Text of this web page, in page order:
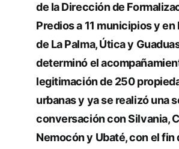
de la Dirección de
Predios a 11 municipios y en
de La Palma, Útica y
determinó el
legitimación de 250
urbanas y ya se realizó una
conversación con Silvania,
Nemocón y Ubaté, con el fin